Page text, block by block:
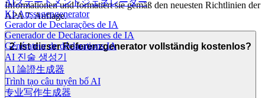
AIステートメントジェネレーター
KI-Aussagengenerator
Gerador de Declarações de IA
Generador de Declaraciones de IA
Générateur de déclarations IA
AI 진술 생성기
AI 論證生成器
Trình tạo câu tuyên bố AI
专业写作生成器
Informationen und formatiert sie gemäß den neuesten Richtlinien der
APA 7. Auflage.
2. Ist dieser Referenzgenerator vollständig kostenlos?